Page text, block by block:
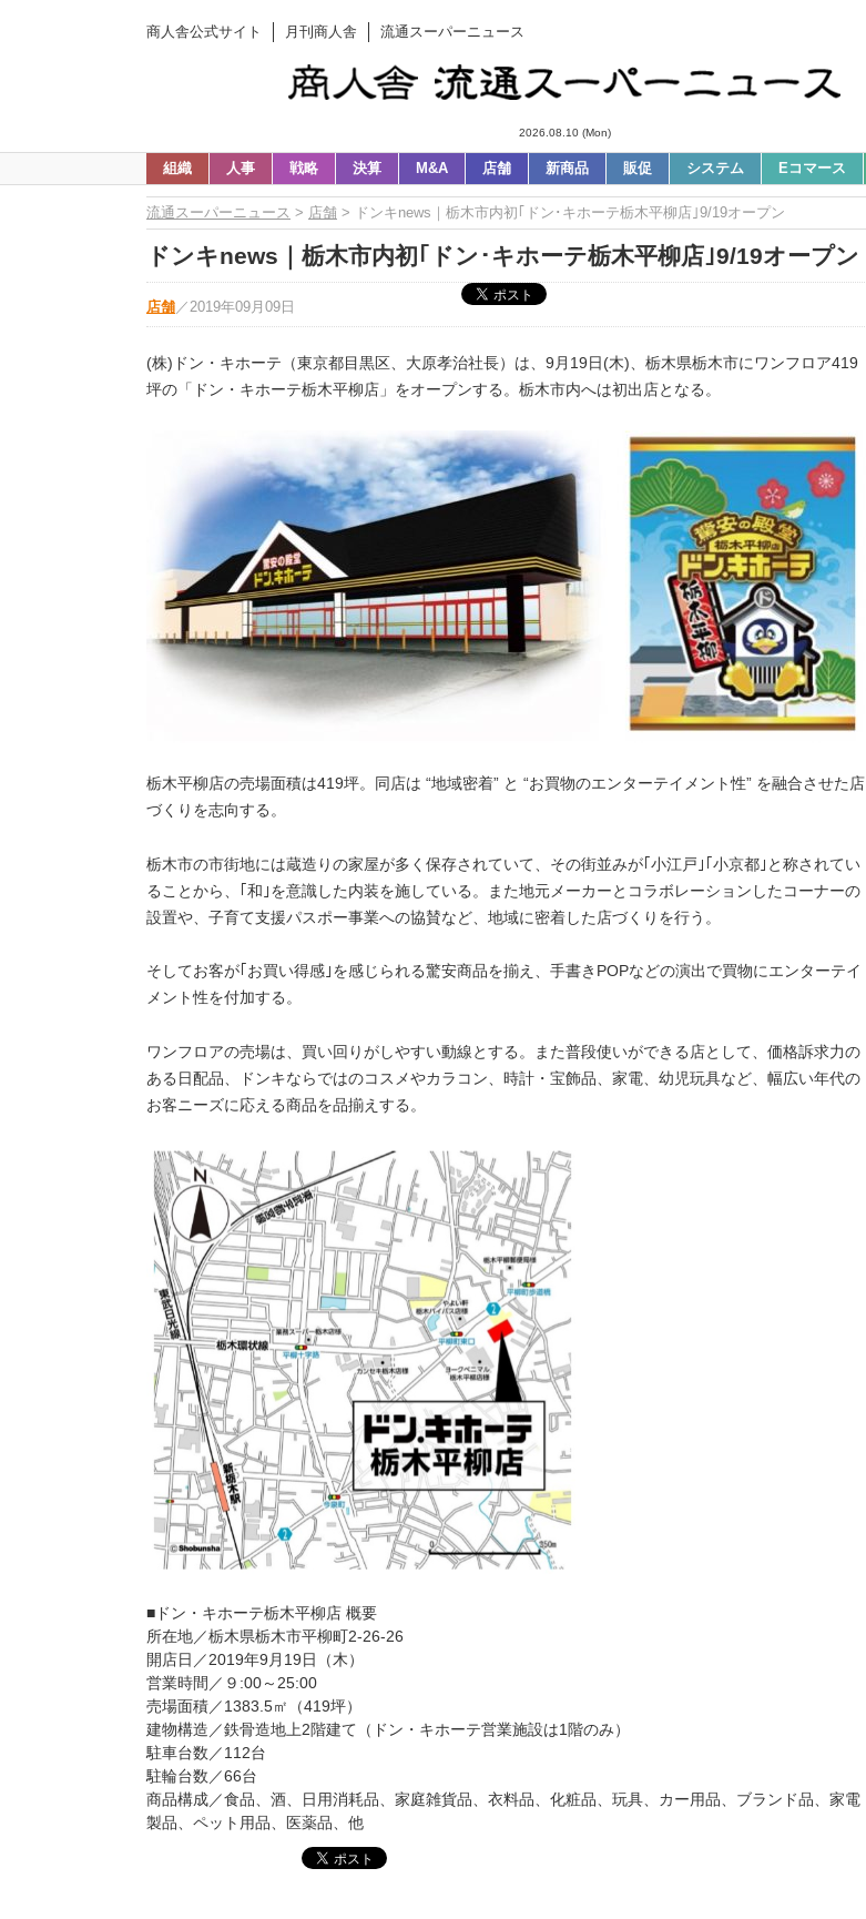
商人舎公式サイト 月刊商人舎 流通スーパーニュース
2026.08.10 (Mon)
組織 人事 戦略 決算 M&A 店舗 新商品 販促 システム Eコマース
流通スーパーニュース > 店舗 > ドンキnews｜栃木市内初｢ドン･キホーテ栃木平柳店｣9/19オープン
ドンキnews｜栃木市内初｢ドン･キホーテ栃木平柳店｣9/19オープン
店舗 ／ 2019年09月09日
(株)ドン・キホーテ（東京都目黒区、大原孝治社長）は、9月19日(木)、栃木県栃木市にワンフロア419
坪の「ドン・キホーテ栃木平柳店」をオープンする。栃木市内へは初出店となる。
栃木平柳店の売場面積は419坪。同店は “地域密着” と “お買物のエンターテイメント性” を融合させた店
づくりを志向する。
栃木市の市街地には蔵造りの家屋が多く保存されていて、その街並みが｢小江戸｣｢小京都｣と称されてい
ることから、｢和｣を意識した内装を施している。また地元メーカーとコラボレーションしたコーナーの
設置や、子育て支援パスポー事業への協賛など、地域に密着した店づくりを行う。
そしてお客が｢お買い得感｣を感じられる驚安商品を揃え、手書きPOPなどの演出で買物にエンターテイ
メント性を付加する。
ワンフロアの売場は、買い回りがしやすい動線とする。また普段使いができる店として、価格訴求力の
ある日配品、ドンキならではのコスメやカラコン、時計・宝飾品、家電、幼児玩具など、幅広い年代の
お客ニーズに応える商品を品揃えする。
■ドン・キホーテ栃木平柳店 概要
所在地／栃木県栃木市平柳町2-26-26
開店日／2019年9月19日（木）
営業時間／９:00～25:00
売場面積／1383.5㎡（419坪）
建物構造／鉄骨造地上2階建て（ドン・キホーテ営業施設は1階のみ）
駐車台数／112台
駐輪台数／66台
商品構成／食品、酒、日用消耗品、家庭雑貨品、衣料品、化粧品、玩具、カー用品、ブランド品、家電
製品、ペット用品、医薬品、他